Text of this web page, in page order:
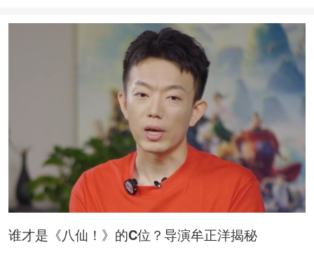
谁才是《八仙！》的C位？导演牟正洋揭秘